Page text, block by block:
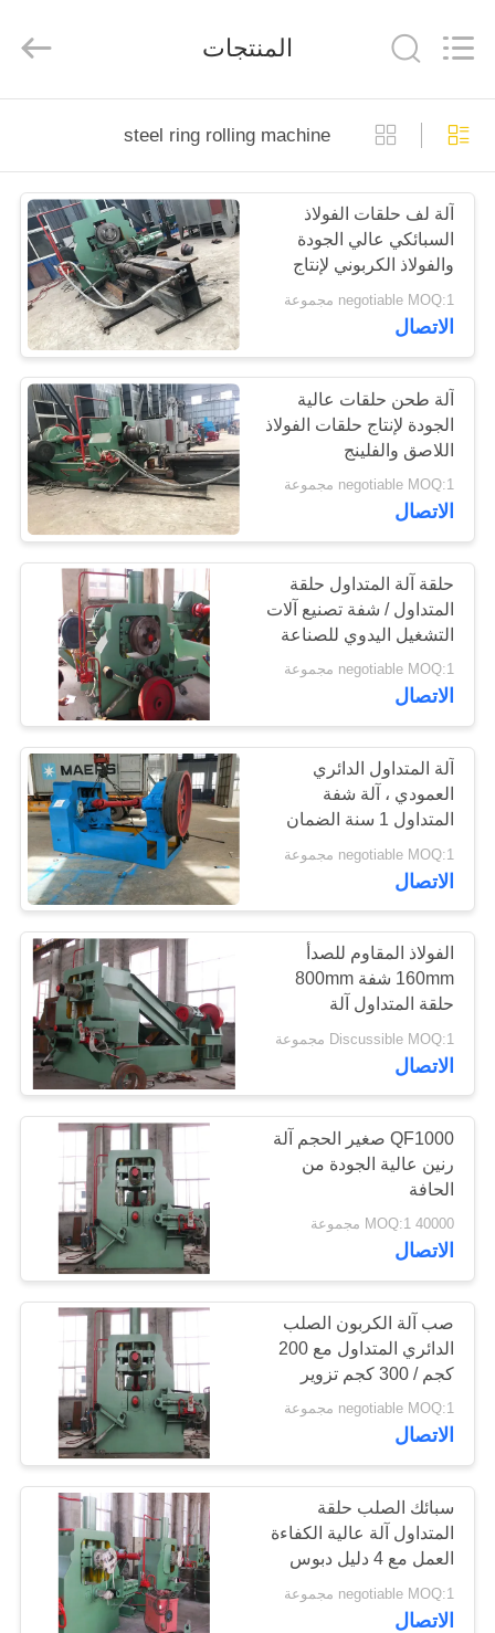
منزل،
بيت
منتجات
عرض
الواقع
الافتراضي
معلومات
جولة
المعمل
مراقبة
الجودة
اتصل
أخبار
اطلب
اقتباس
خريطة
الموقع
PRIVACY
POLICY
Group
Co.,
ECER
المنتجات
steel ring rolling machine
آلة لف حلقات الفولاذ
السبائكي عالي الجودة
والفولاذ الكربوني لإنتاج
حافة الحلقة
negotiable MOQ:1 مجموعة
الاتصال
آلة طحن حلقات عالية
الجودة لإنتاج حلقات الفولاذ
اللاصق والفلينج
negotiable MOQ:1 مجموعة
الاتصال
حلقة آلة المتداول حلقة
المتداول / شفة تصنيع آلات
التشغيل اليدوي للصناعة
negotiable MOQ:1 مجموعة
الاتصال
آلة المتداول الدائري
العمودي ، آلة شفة
المتداول 1 سنة الضمان
negotiable MOQ:1 مجموعة
الاتصال
الفولاذ المقاوم للصدأ
160mm شفة 800mm
حلقة المتداول آلة
Discussible MOQ:1 مجموعة
الاتصال
QF1000 صغير الحجم آلة
رنين عالية الجودة من
الحافة
40000 MOQ:1 مجموعة
الاتصال
صب آلة الكربون الصلب
الدائري المتداول مع 200
كجم / 300 كجم تزوير
الوزن
negotiable MOQ:1 مجموعة
الاتصال
سبائك الصلب حلقة
المتداول آلة عالية الكفاءة
العمل مع 4 دليل دبوس
negotiable MOQ:1 مجموعة
الاتصال